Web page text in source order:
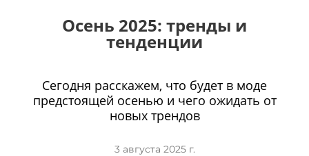
Осень 2025: тренды и
тенденции
Сегодня расскажем, что будет в моде
предстоящей осенью и чего ожидать от
новых трендов
3 августа 2025 г.